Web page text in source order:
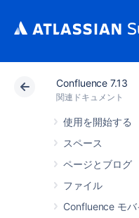
Confluence 7.13
関連ドキュメント
使用を開始する
スペース
ページとブログ
ファイル
Confluence モバ
アトラシアン サポー
パネル
Centerで使用で